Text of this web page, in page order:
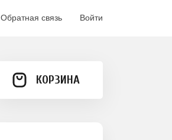
Обратная связь Войти
КОРЗИНА